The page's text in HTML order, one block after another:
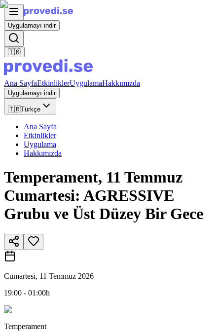
Uygulamayı indir
🇹🇷
Ana SayfaEtkinliklerUygulamaHakkımızda
Uygulamayı indir
🇹🇷Türkçe
Ana Sayfa
Etkinlikler
Uygulama
Hakkımızda
Temperament, 11 Temmuz
Cumartesi: AGRESSIVE
Grubu ve Üst Düzey Bir Gece
Cumartesi, 11 Temmuz 2026
19:00 - 01:00h
Temperament